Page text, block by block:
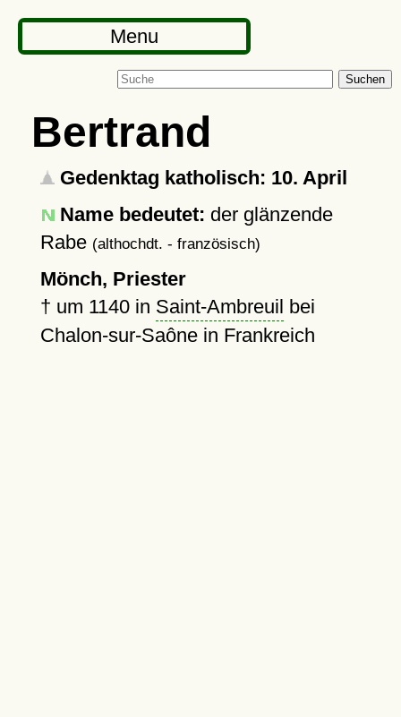
Menu
Suchen
Bertrand
Gedenktag katholisch: 10. April
Name bedeutet: der glänzende
Rabe (althochdt. - französisch)
Mönch, Priester
† um 1140in Saint-Ambreuil bei
Chalon-sur-Saône in Frankreich